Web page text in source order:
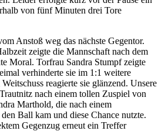
von fünf Minuten drei Tore
Anstoß weg das nächste Gegentor.
zeigte die Mannschaft nach dem
Moral. Torfrau Sandra Stumpf zeigte
verhinderte sie im 1:1 weitere
reagierte sie glänzend. Unsere
nach einem tollen Zuspiel von
Marthold, die nach einem
Ball kam und diese Chance nutzte.
Gegenzug erneut ein Treffer